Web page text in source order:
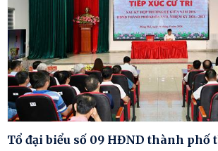
Tổ đại biểu số 09 HĐND thành phố